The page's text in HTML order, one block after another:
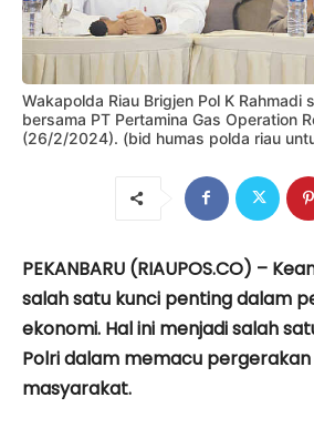
Wakapolda Riau Brigjen Pol K Rahmadi
bersama PT Pertamina Gas Operation
(26/2/2024). (bid humas polda riau
PEKANBARU (RIAUPOS.CO) –
salah satu kunci penting dalam
ekonomi. Hal ini menjadi salah
Polri dalam memacu
masyarakat.